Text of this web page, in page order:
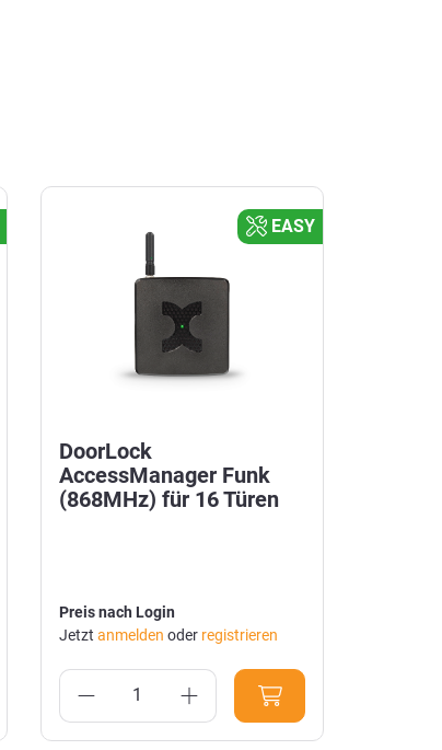
EASY
DoorLock
AccessManager Funk
(868MHz) für 16 Türen
Preis nach Login
Jetzt anmelden oder registrieren